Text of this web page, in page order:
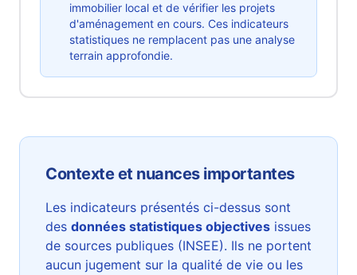
immobilier local et de vérifier les projets
d'aménagement en cours. Ces indicateurs
statistiques ne remplacent pas une analyse
terrain approfondie.
Contexte et nuances importantes
Les indicateurs présentés ci-dessus sont
des données statistiques objectives issues
de sources publiques (INSEE). Ils ne portent
aucun jugement sur la qualité de vie ou les